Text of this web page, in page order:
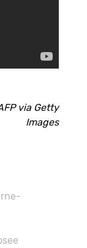
via Getty
Images